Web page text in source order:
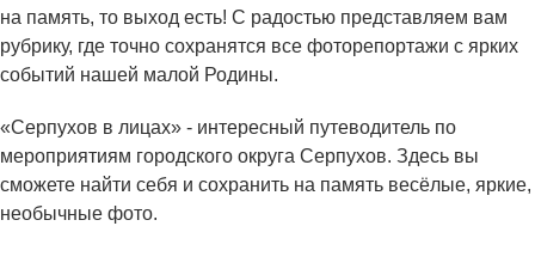
на память, то выход есть! С радостью представляем вам
рубрику, где точно сохранятся все фоторепортажи с ярких
событий нашей малой Родины.
«Серпухов в лицах» - интересный путеводитель по
мероприятиям городского округа Серпухов. Здесь вы
сможете найти себя и сохранить на память весёлые, яркие,
необычные фото.